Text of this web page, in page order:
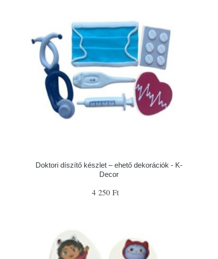
Doktori díszítő készlet – ehető dekorációk - K-
Decor
4 250 Ft